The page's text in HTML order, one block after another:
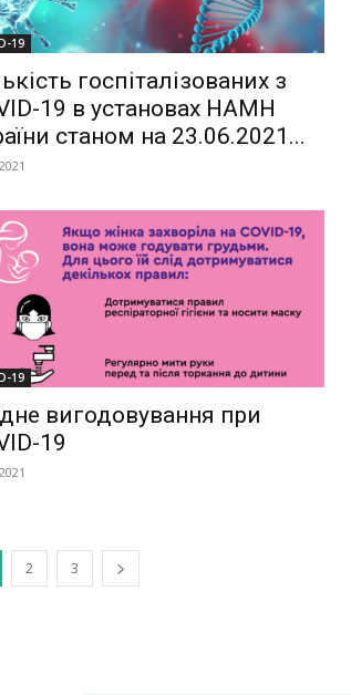
19
госпіталізованих з
19 в установах НАМН
станом на 23.06.2021...
19
вигодовування при
19
2 3